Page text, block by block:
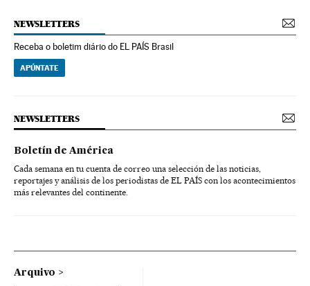
NEWSLETTERS
Receba o boletim diário do EL PAÍS Brasil
APÚNTATE
NEWSLETTERS
Boletín de América
Cada semana en tu cuenta de correo una selección de las noticias,
reportajes y análisis de los periodistas de EL PAÍS con los acontecimientos
más relevantes del continente.
Arquivo